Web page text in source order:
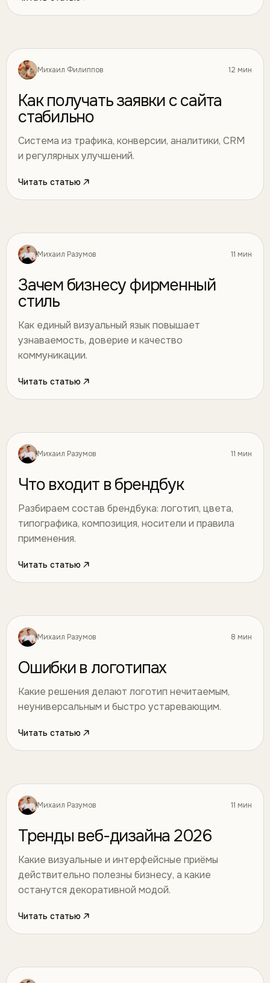
Маркетинг 20
Михаил Филиппов 12 мин
Как получать заявки с сайта
стабильно
Система из трафика, конверсии, аналитики, CRM
и регулярных улучшений.
Читать статью
Дизайн 21
Михаил Разумов 11 мин
Зачем бизнесу фирменный
стиль
Как единый визуальный язык повышает
узнаваемость, доверие и качество
коммуникации.
Читать статью
Дизайн 22
Михаил Разумов 11 мин
Что входит в брендбук
Разбираем состав брендбука: логотип, цвета,
типографика, композиция, носители и правила
применения.
Читать статью
Дизайн 23
Михаил Разумов 8 мин
Ошибки в логотипах
Какие решения делают логотип нечитаемым,
неуниверсальным и быстро устаревающим.
Читать статью
Дизайн 24
Михаил Разумов 11 мин
Тренды веб-дизайна 2026
Какие визуальные и интерфейсные приёмы
действительно полезны бизнесу, а какие
останутся декоративной модой.
Читать статью